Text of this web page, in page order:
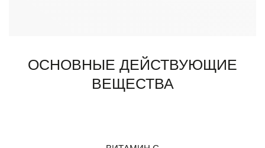
ОСНОВНЫЕ ДЕЙСТВУЮЩИЕ
ВЕЩЕСТВА